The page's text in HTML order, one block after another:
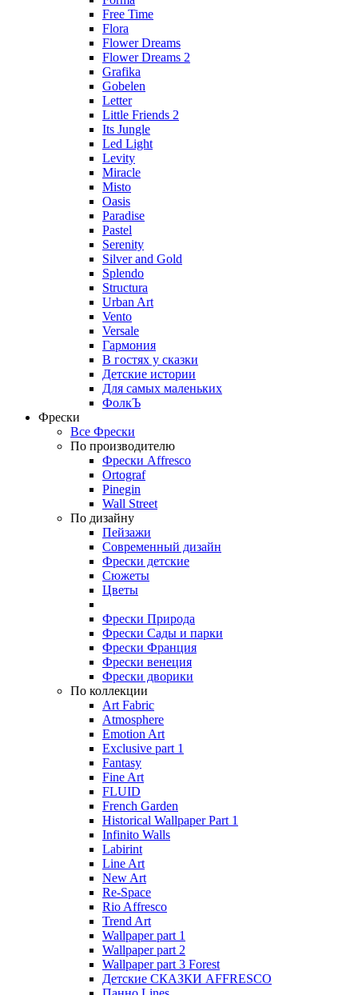
Free Time
Flora
Flower Dreams
Flower Dreams 2
Grafika
Gobelen
Letter
Little Friends 2
Its Jungle
Led Light
Levity
Miracle
Misto
Oasis
Paradise
Pastel
Serenity
Silver and Gold
Splendo
Structura
Urban Art
Vento
Versale
Гармония
В гостях у сказки
Детские истории
Для самых маленьких
ФолкЪ
Фрески
Все Фрески
По производителю
Фрески Affresco
Ortograf
Pinegin
Wall Street
По дизайну
Пейзажи
Современный дизайн
Фрески детские
Сюжеты
Цветы
Фрески Природа
Фрески Сады и парки
Фрески Франция
Фрески венеция
Фрески дворики
По коллекции
Art Fabric
Atmosphere
Emotion Art
Exclusive part 1
Fantasy
Fine Art
FLUID
French Garden
Historical Wallpaper Part 1
Infinito Walls
Labirint
Line Art
New Art
Re-Space
Rio Affresco
Trend Art
Wallpaper part 1
Wallpaper part 2
Wallpaper part 3 Forest
Детские СКАЗКИ AFFRESCO